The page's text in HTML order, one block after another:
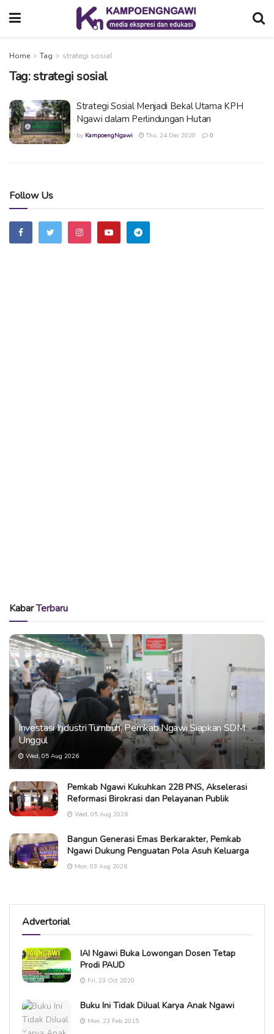
Home Tag strategi sosial
Tag:strategi sosial
Strategi Sosial Menjadi Bekal Utama KPH
Ngawi dalam Perlindungan Hutan
by KampoengNgawi Thu, 24 Dec 2020 0
Follow Us
KabarTerbaru
Investasi Industri Tumbuh, Pemkab Ngawi Siapkan SDM
Unggul
Wed, 05 Aug 2026
Pemkab Ngawi Kukuhkan 228 PNS, Akselerasi
Reformasi Birokrasi dan Pelayanan Publik
Wed, 05 Aug 2026
Bangun Generasi Emas Berkarakter, Pemkab
Ngawi Dukung Penguatan Pola Asuh Keluarga
Mon, 03 Aug 2026
Advertorial
IAI Ngawi Buka Lowongan Dosen Tetap
Prodi PAUD
Fri, 23 Oct 2020
Buku Ini Tidak DiJual Karya Anak Ngawi
Mon, 23 Feb 2015